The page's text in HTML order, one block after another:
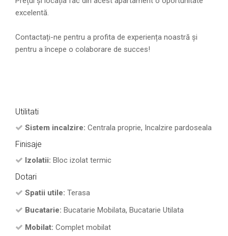
excelentă.
Contactați-ne pentru a profita de experiența noastră și
pentru a începe o colaborare de succes!
Utilitati
Sistem incalzire: Centrala proprie, Incalzire pardoseala
Finisaje
Izolatii: Bloc izolat termic
Dotari
Spatii utile: Terasa
Bucatarie: Bucatarie Mobilata, Bucatarie Utilata
Mobilat: Complet mobilat